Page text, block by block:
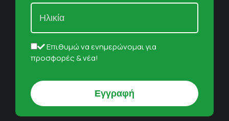
Επιθυμώ να ενημερώνομαι για
προσφορές & νέα!